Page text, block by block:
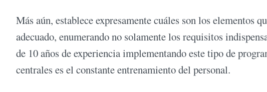
Más aún, establece expresamente cuáles son los elementos
adecuado, enumerando no solamente los requisitos
de 10 años de experiencia implementando este tipo de
centrales es el constante entrenamiento del personal.